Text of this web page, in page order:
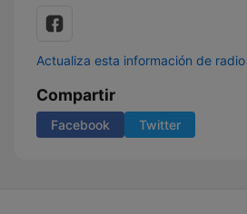
Actualiza esta información de radio
Compartir
Facebook Twitter